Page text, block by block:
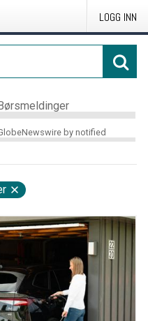
LOGG INN
by notified